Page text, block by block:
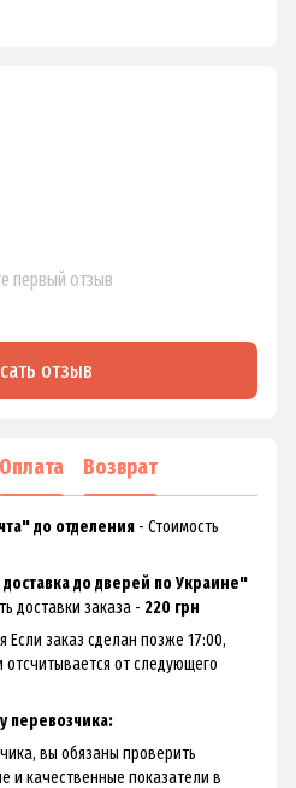
первый отзыв
отзыв
Оплата Возврат
до отделения - Стоимость
до дверей по Украине"
доставки заказа - 220 грн
Если заказ сделан позже 17:00,
от следующего
перевозчика:
вы обязаны проверить
и качественные показатели в